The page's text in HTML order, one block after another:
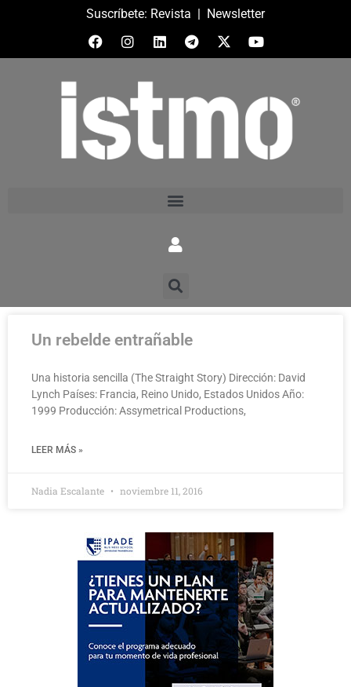
Suscríbete: Revista | Newsletter
Un rebelde entrañable
Una historia sencilla (The Straight Story) Dirección: David
Lynch Países: Francia, Reino Unido, Estados Unidos Año:
1999 Producción: Assymetrical Productions,
LEER MÁS »
Nadia Escalante noviembre 11, 2016